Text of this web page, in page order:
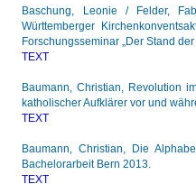
Baschung, Leonie / Felder,
Württemberger
Forschungsseminar „Der Stand
TEXT
Baumann, Christian, Revolution
katholischer Aufklärer vor und
TEXT
Baumann, Christian, Die
Bachelorarbeit Bern 2013.
TEXT